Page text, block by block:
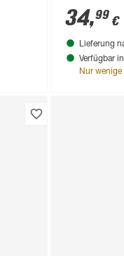
34,99€
Lieferung
Verfügbar in
Nur